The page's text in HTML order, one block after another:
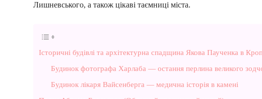
Лишневського, а також цікаві таємниці міста.
Історичні будівлі та архітектурна спадщина Якова Паученка в
Будинок фотографа Харлаба — остання перлина великого
Будинок лікаря Вайсенберга — медична історія в камені